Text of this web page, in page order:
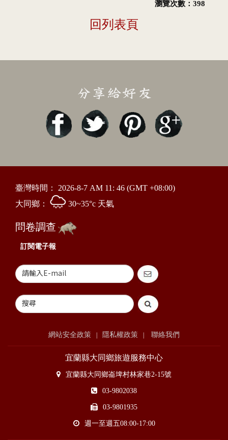
瀏覽次數：398
回列表頁
臺灣時間： 2026-8-7 AM 11: 46 (GMT +08:00)
大同鄉：
30~35°c 天氣
問卷調查
訂閱電子報
網站安全政策 隱私權政策 聯絡我們
宜蘭縣大同鄉旅遊服務中心
宜蘭縣大同鄉崙埤村林家巷2-15號
03-9802038
03-9801935
週一至週五08:00-17:00